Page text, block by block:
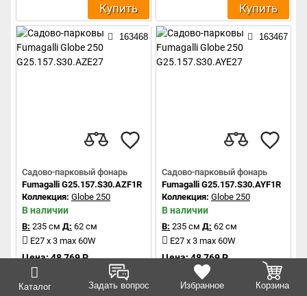
Каталог Задать вопрос Избранное Корзина
Купить Купить
163468
Садово-парковый фонарь
Fumagalli G25.157.S30.AZF1R
Коллекция: Globe 250
В наличии
В: 235 см Д: 62 см
E27 x 3 max 60W
Цена: 48 769 Р.
Купить
163467
Садово-парковый фонарь
Fumagalli G25.157.S30.AYF1R
Коллекция: Globe 250
В наличии
В: 235 см Д: 62 см
E27 x 3 max 60W
Цена: 48 769 Р.
Купить